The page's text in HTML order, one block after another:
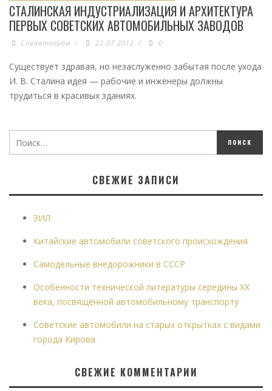
СТАЛИНСКАЯ ИНДУСТРИАЛИЗАЦИЯ И АРХИТЕКТУРА
ПЕРВЫХ СОВЕТСКИХ АВТОМОБИЛЬНЫХ ЗАВОДОВ
Совавтопром / 22.07.2012 / 0
Существует здравая, но незаслуженно забытая после ухода
И. В. Сталина идея — рабочие и инженеры должны
трудиться в красивых зданиях.
СВЕЖИЕ ЗАПИСИ
ЗИЛ
Китайские автомобили советского происхождения
Самодельные внедорожники в СССР
Особенности технической литературы середины XX
века, посвящённой автомобильному транспорту
Советские автомобили на старых открытках с видами
города Кирова
СВЕЖИЕ КОММЕНТАРИИ